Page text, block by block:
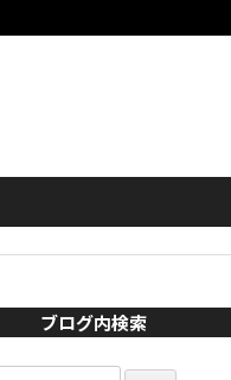
ブログ内検索